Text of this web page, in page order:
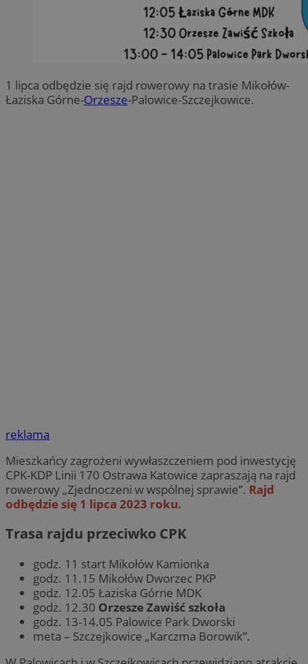
1 lipca odbędzie się rajd rowerowy na trasie Mikołów-
Łaziska Górne-Orzesze-Palowice-Szczejkowice.
reklama
Mieszkańcy zagrożeni wywłaszczeniem pod inwestycję
CPK-KDP Linii 170 Ostrawa Katowice zapraszają na rajd
rowerowy „Zjednoczeni w wspólnej sprawie”. Rajd
odbędzie się 1 lipca 2023 roku.
Trasa rajdu przeciwko CPK
godz. 11 start Mikołów Kamionka
godz. 11.15 Mikołów Dworzec PKP
godz. 12.05 Łaziska Górne MDK
godz. 12.30 Orzesze Zawiść szkoła
godz. 13-14.05 Palowice Park Dworski
meta – Szczejkowice „Karczma Borowik”.